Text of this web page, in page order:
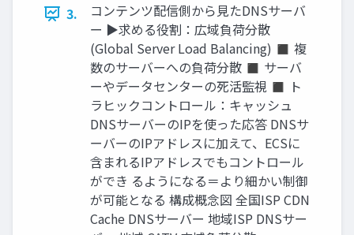
3.
コンテンツ配信側から見たDNSサーバ
ー ▶求める役割：広域負荷分散
(Global Server Load Balancing) ◼ 複
数のサーバーへの負荷分散 ◼ サーバ
ーやデータセンターの死活監視 ◼ ト
ラヒックコントロール：キャッシュ
DNSサーバーのIPを使った応答 DNSサ
ーバーのIPアドレスに加えて、ECSに
含まれるIPアドレスでもコントロール
ができ るようになる＝より細かい制御
が可能となる 構成概念図 全国ISP CDN
Cache DNSサーバー 地域ISP DNSサー